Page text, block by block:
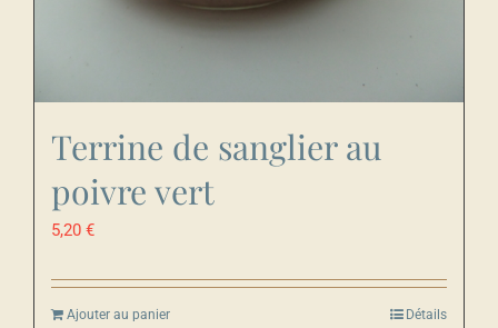
Terrine de sanglier au
poivre vert
5,20 €
Ajouter au panier Détails